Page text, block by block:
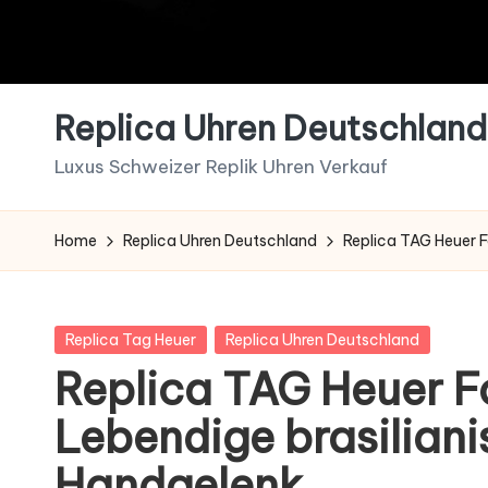
Replica Uhren Deutschland
Luxus Schweizer Replik Uhren Verkauf
Home Replica Uhren Deutschland Replica TAG Heuer
Posted
Replica Tag Heuer Replica Uhren Deutschland
Replica TAG Heuer
Lebendige